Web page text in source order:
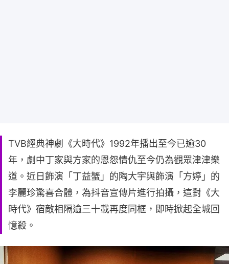
TVB經典神劇《大時代》1992年播出至今已逾30
年，劇中丁家與方家的恩怨情仇至今仍為觀眾津津樂
道。近日飾演「丁益蟹」的陶大宇與飾演「方婷」的
李麗珍驚喜合體，為抖音宣傳片進行拍攝，這對《大
時代》宿敵相隔逾三十載再度同框，即時掀起全城回
憶殺。